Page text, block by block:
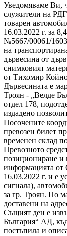
Уведомяваме Ви,
служители на РДГ
товарен
16.03.2022 г. за
№5667/00061/
на
дървесина от
снимковият
от Тихомир
Дървесината е
Троян - „Велде
отдел 178,
издадено
Посочените
превозен билет
временен склад
Превозното
позициониране и
информацията от
16.03.2022 г. и е
сигнала),
за гр. Троян. По
доставени на
Същият ден е
България“ АД,
постъпила и